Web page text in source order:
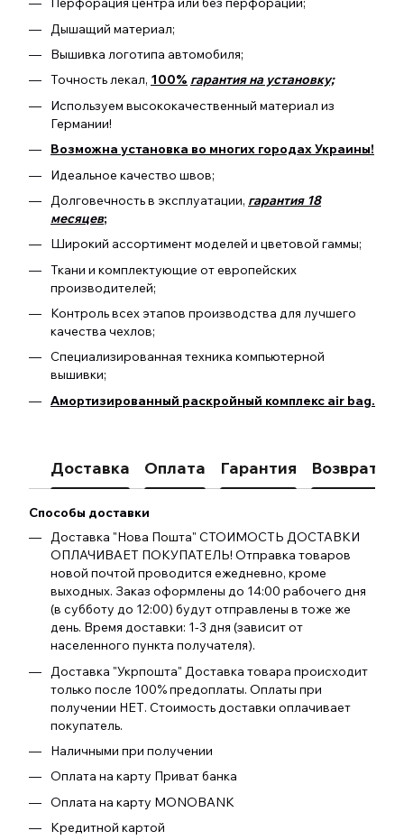
Дышащий материал;
Вышивка логотипа автомобиля;
Точность лекал, 100% гарантия на установку;
Используем высококачественный материал из
Германии!
Возможна установка во многих городах Украины!
Идеальное качество швов;
Долговечность в эксплуатации, гарантия 18
месяцев;
Широкий ассортимент моделей и цветовой гаммы;
Ткани и комплектующие от европейских
производителей;
Контроль всех этапов производства для лучшего
качества чехлов;
Специализированная техника компьютерной
вышивки;
Амортизированный раскройный комплекс air bag.
Доставка Оплата Гарантия Возврат
Способы доставки
Доставка "Нова Пошта" СТОИМОСТЬ ДОСТАВКИ
ОПЛАЧИВАЕТ ПОКУПАТЕЛЬ! Отправка товаров
новой почтой проводится ежедневно, кроме
выходных. Заказ оформлены до 14:00 рабочего дня
(в субботу до 12:00) будут отправлены в тоже же
день. Время доставки: 1-3 дня (зависит от
населенного пункта получателя).
Доставка "Укрпошта" Доставка товара происходит
только после 100% предоплаты. Оплаты при
получении НЕТ. Стоимость доставки оплачивает
покупатель.
Наличными при получении
Оплата на карту Приват банка
Оплата на карту MONOBANK
Кредитной картой